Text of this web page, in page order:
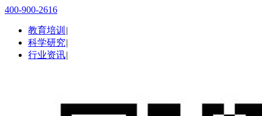
400-900-2616
教育培训 |
科学研究|
行业资讯|